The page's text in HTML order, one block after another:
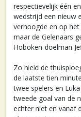
respectievelijk één
wedstrijd een nieuw
verhoogde en op
maar de Gelenaars
Hoboken-doelman
Zo hield de
de laatste tien
twee spelers en
tweede goal van de
echter niet en vanaf